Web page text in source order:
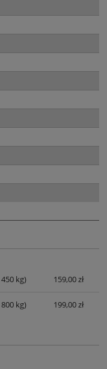
kg) 159,00 zł
kg) 199,00 zł